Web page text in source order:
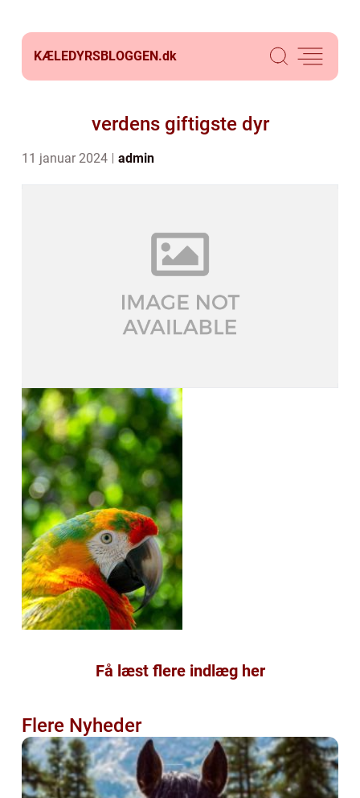
KÆLEDYRSBLOGGEN.dk
verdens giftigste dyr
11 januar 2024 admin
Få læst flere indlæg her
Flere Nyheder